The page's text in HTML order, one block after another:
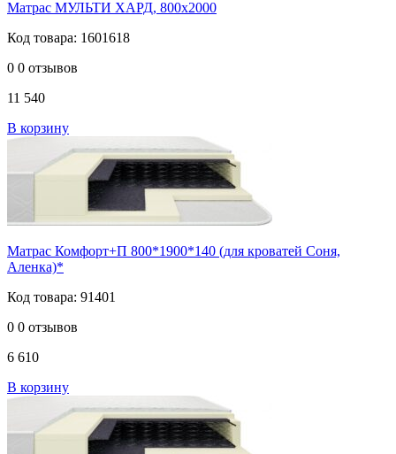
Матрас МУЛЬТИ ХАРД, 800х2000
Код товара: 1601618
0 0 отзывов
11 540
В корзину
Матрас Комфорт+П 800*1900*140 (для кроватей Соня,
Аленка)*
Код товара: 91401
0 0 отзывов
6 610
В корзину